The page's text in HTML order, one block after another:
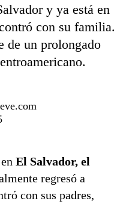
y ya está en
con su familia.
de un prolongado
El Salvador, el
regresó a
con sus padres,